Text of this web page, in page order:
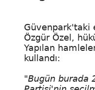
Güvenpark'taki
Özgür Özel,
Yapılan
kullandı:
"Bugün burada